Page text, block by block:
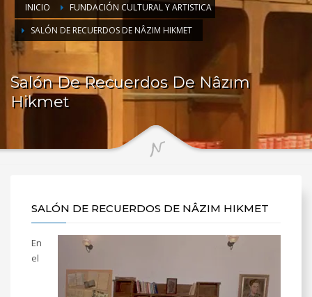
INICIO
FUNDACIÓN CULTURAL Y ARTISTICA
SALÓN DE RECUERDOS DE NÂZIM HIKMET
Salón De Recuerdos De Nâzım
Hikmet
SALÓN DE RECUERDOS DE NÂZIM HIKMET
En
el